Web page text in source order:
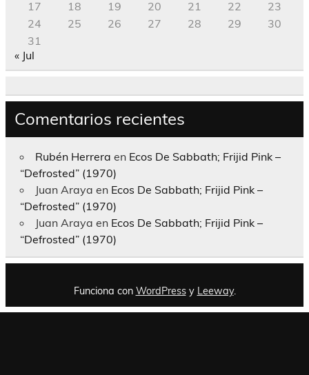
17
18 19 20 21 22
23
24
25 26 27 28 29
30
31
« Jul
Comentarios recientes
Rubén Herrera en Ecos De Sabbath; Frijid Pink –
“Defrosted” (1970)
Juan Araya en Ecos De Sabbath; Frijid Pink –
“Defrosted” (1970)
Juan Araya en Ecos De Sabbath; Frijid Pink –
“Defrosted” (1970)
Funciona con WordPressy Leeway.